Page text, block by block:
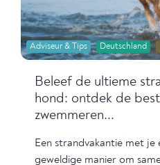
Adviseur & Tips Deutschland
Beleef de ultieme
hond: ontdek de
zwemmeren...
Een strandvakantie met je
geweldige manier om